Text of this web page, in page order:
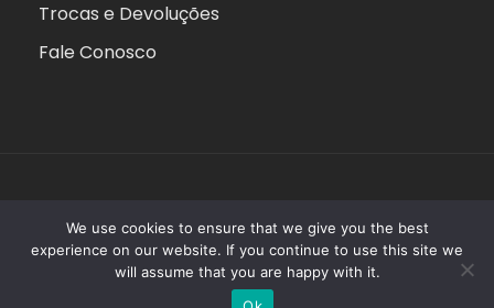
Trocas e Devoluções
Fale Conosco
Copyright 2025 © Sport Gears. IVA: PT514365536
We use cookies to ensure that we give you the best
experience on our website. If you continue to use this site we
will assume that you are happy with it.